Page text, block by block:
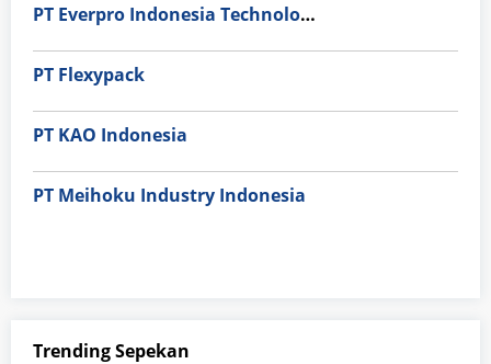
PT Everpro Indonesia Technologies
PT Flexypack
PT KAO Indonesia
PT Meihoku Industry Indonesia
Trending Sepekan